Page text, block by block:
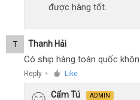
được hàng tốt.
T Thanh Hải
Có ship hàng toàn quốc
Reply ● Like
Cẩm Tú ADMIN